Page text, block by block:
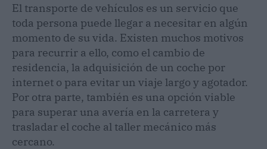
El transporte de vehículos es un servicio que
toda persona puede llegar a necesitar en algún
momento de su vida. Existen muchos motivos
para recurrir a ello, como el cambio de
residencia, la adquisición de un coche por
internet o para evitar un viaje largo y agotador.
Por otra parte, también es una opción viable
para superar una avería en la carretera y
trasladar el coche al taller mecánico más
cercano.